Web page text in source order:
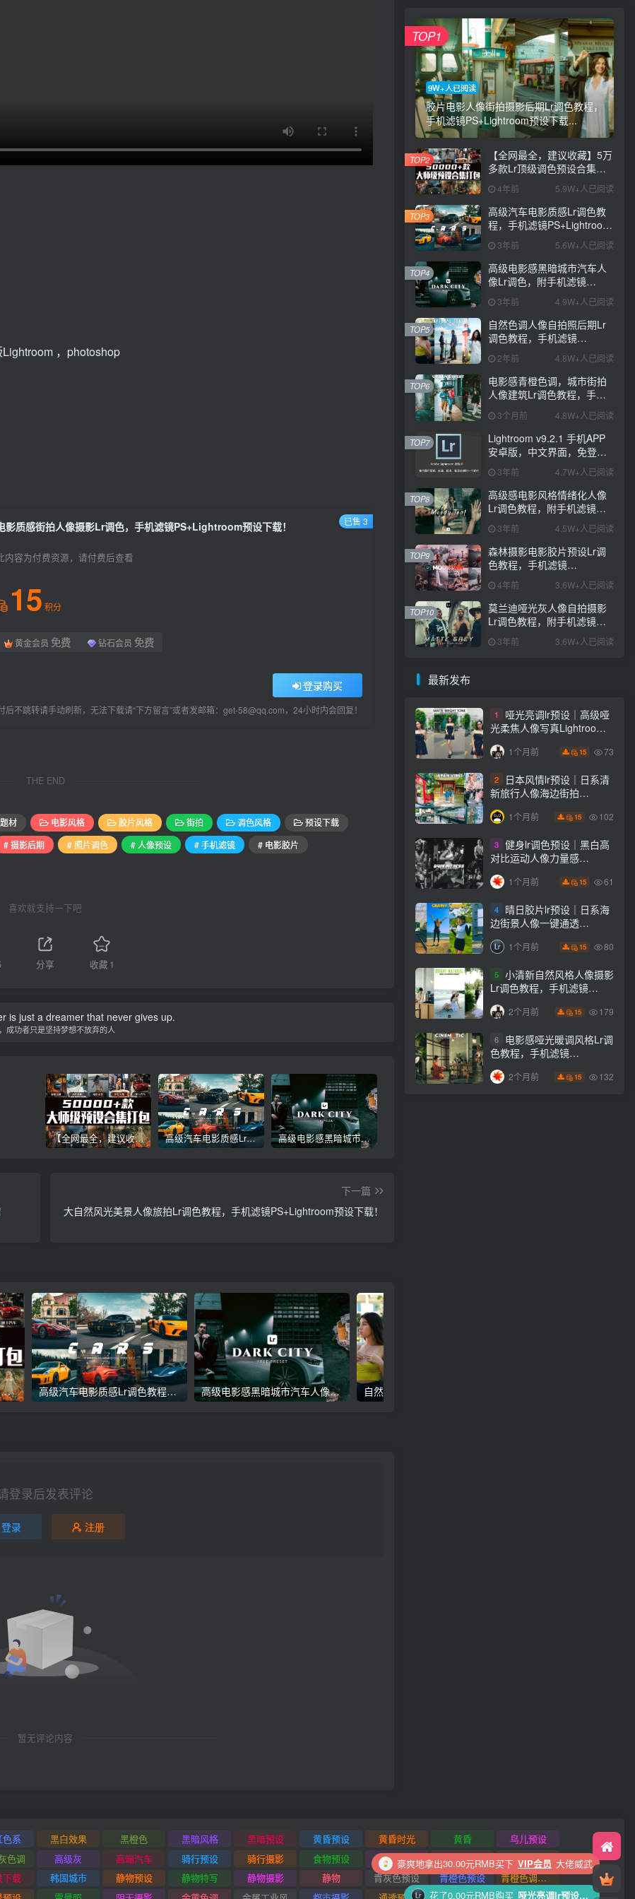
，photoshop
影质感街拍人像摄影Lr调色，手机滤镜PS+Lightroom预设下载！
内容为付费资源，请付费后查看
15 积分
黄金会员 免费 钻石会员 免费
登录购买
后不跳转请手动刷新，无法下载请“下方留言”或者发邮箱：get-58@qq.com，24小时内会回复！
已售 3
THE END
材 电影风格 胶片风格 街拍 调色风格
预设下载
# 摄影后期 # 照片调色 # 人像预设 # 手机滤镜
# 电影胶片
喜欢就支持一下吧
分享 收藏 1
is just a dreamer that never gives up.
成功者只是坚持梦想不放弃的人
【全网最全，建议收藏】5万多款Lr顶级调色预设合集，精心整理，分类清晰，摄影师调色师必备素材，够用一辈子！ 高级汽车电影质感Lr调色教程，手机滤镜PS+Lightroom预设下载！ 高级电影感黑暗城市汽车人像Lr调色，附手机滤镜PS+Lightroom预设下载！
下一篇
大自然风光美景人像旅拍Lr调色教程，手机滤镜PS+Lightroom预设下载！
【全网最全，建议收藏】5万多款Lr顶级调色预设合集，精心整理，分类清晰，摄影师调色师必备素材，够用一辈子！ 高级汽车电影质感Lr调色教程，手机滤镜PS+Lightroom预设下载！ 高级电影感黑暗城市汽车人像Lr调色，附手机滤镜PS+Lightroom预设下载！
登录后发表评论
登录 注册
暂无评论内容
9W+人已阅读
胶片电影人像街拍摄影后期Lr调色教程，
手机滤镜PS+Lightroom预设下载...
TOP1
【全网最全，建议收藏】5万
多款Lr顶级调色预设合集，
精心整理，分类清晰，摄影
师调色师必备素材，够用一
辈子！
4年前 5.9W+人已阅读
TOP2
高级汽车电影质感Lr调色教
程，手机滤镜PS+Lightroom
预设下载！
3年前 5.6W+人已阅读
TOP3
高级电影感黑暗城市汽车人
像Lr调色，附手机滤镜
PS+Lightroom预设下载！
3年前 4.9W+人已阅读
TOP4
自然色调人像自拍照后期Lr
调色教程，手机滤镜
PS+Lightroom预设下载！
2年前 4.8W+人已阅读
TOP5
电影感青橙色调，城市街拍
人像建筑Lr调色教程，手机
滤镜PS+Lightroom预设下
载！3个月前 4.8W+人已阅读
TOP6
Lightroom v9.2.1 手机APP
安卓版，中文界面，免登录
直接激活破解版！
3年前 4.7W+人已阅读
TOP7
高级感电影风格情绪化人像
Lr调色教程，附手机滤镜
PS+Lightroom预设下载！
3年前 4.5W+人已阅读
TOP8
森林摄影电影胶片预设Lr调
色教程，手机滤镜
Lightroom+Ps预设下载！
4年前 3.6W+人已阅读
TOP9
莫兰迪哑光灰人像自拍摄影
Lr调色教程，附手机滤镜
PS+Lightroom预设下载！
3年前 3.6W+人已阅读
TOP10
最新发布
1
哑光亮调lr预设｜高级哑
光柔焦人像写真Lightroom
下载lr调色风格
1个月前 15 73
2
日本风情lr预设｜日系清
新旅行人像海边街拍
Lightroom下载lr调色风格
1个月前 15 102
3 健身lr调色预设｜黑白高
对比运动人像力量感
Lightroom下载lr预设风格
1个月前 15 61
4
晴日胶片lr预设｜日系海
边街景人像一键通透
Lightroom下载lr调色风格
1个月前 15 80
5 小清新自然风格人像摄影
Lr调色教程，手机滤镜
PS+Lightroom预设下载！
2个月前 15 179
6
电影感哑光暖调风格Lr调
色教程，手机滤镜
PS+Lightroom预设下载！
2个月前 15 132
色系 黑白效果 黑橙色 黑暗风格 黑暗预设 黄昏预设 黄昏时光 黄昏
鸟儿预设
色调 高级灰 高端汽车 骑行预设 骑行摄影 食物预设 食物照 风景预设
风景照
下载 韩国城市 静物预设 静物特写 静物摄影 静物 青灰色预设 青橙色预设
青橙色调预设
花了0.00元RMB购买 哑光亮调lr预设｜高级哑光柔焦人像写真Lightroom下载lr调色风格
豪爽地拿出30.00元RMB买下 VIP会员 大佬威武